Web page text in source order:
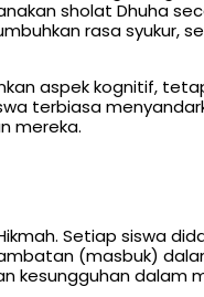
sholat Dhuha
rasa syukur,
aspek kognitif,
terbiasa
mereka.
Setiap siswa
(masbuk)
kesungguhan dalam